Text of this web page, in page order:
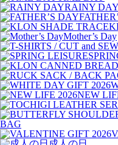
RAINY DAY
Mother’s Day
NEW
BAG